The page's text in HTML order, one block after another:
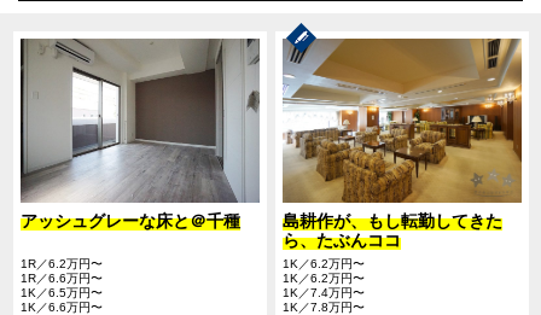
アッシュグレーな床と＠千種
1R／6.2万円〜
1R／6.6万円〜
1K／6.5万円〜
1K／6.6万円〜
島耕作が、もし転勤してきた
ら、たぶんココ
1K／6.2万円〜
1K／6.2万円〜
1K／7.4万円〜
1K／7.8万円〜